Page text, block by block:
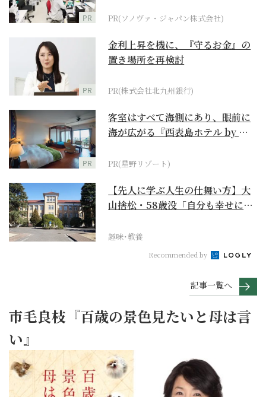
PR PR(ソノヴァ・ジャパン株式会社)
PR
金利上昇を機に、『守るお金』の
置き場所を再検討
PR(株式会社北九州銀行)
PR
客室はすべて海側にあり、眼前に
海が広がる『西表島ホテル by 星
PR(星野リゾート)
【先人に学ぶ人生の仕舞い方】大
山捨松・58歳没「自分も幸せにな
趣味･教養
Recommended by
記事一覧へ
市毛良枝『百歳の景色見たいと母は言
い』